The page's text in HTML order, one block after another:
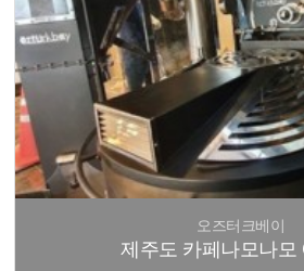
오즈터크베이
제주도 카페나모나모